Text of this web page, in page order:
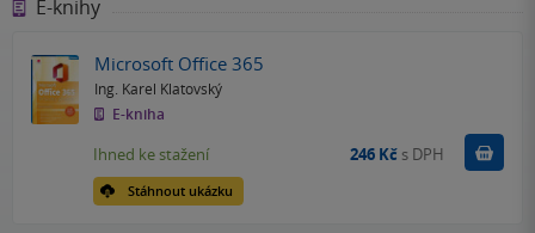
E-knihy
Microsoft Office 365
Ing. Karel Klatovský
E-kniha
Stáhnout ukázku
Ihned ke stažení 246 Kč s DPH Koupit